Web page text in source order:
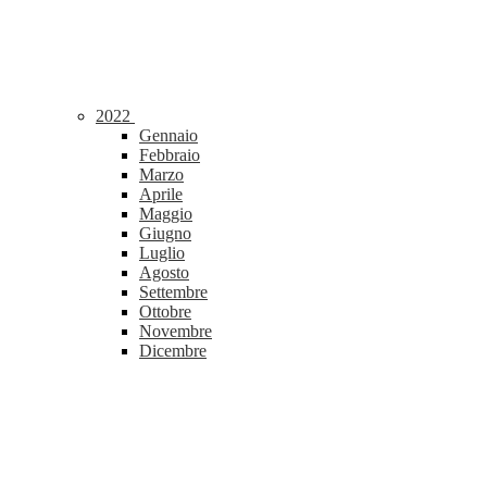
2022
Gennaio
Febbraio
Marzo
Aprile
Maggio
Giugno
Luglio
Agosto
Settembre
Ottobre
Novembre
Dicembre